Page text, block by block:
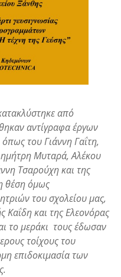
από
αντίγραφα έργων
του Γιάννη Γαΐτη,
Μυταρά, Αλέκου
Τσαρούχη και της
θέση όμως
του σχολείου μας,
Καΐδη και της Ελεονόρας
το μεράκι τους έδωσαν
τοίχους του
επιδοκιμασία των